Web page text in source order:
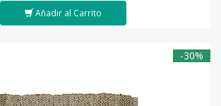
Añadir al Carrito
-30%